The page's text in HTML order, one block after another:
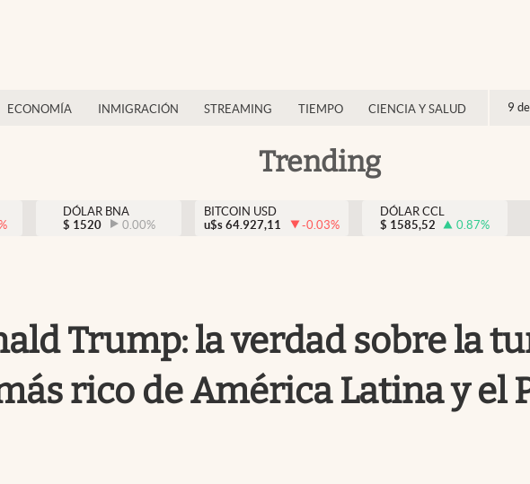
ECONOMÍA INMIGRACIÓN STREAMING TIEMPO CIENCIA Y SALUD 9
Trending
DÓLAR BNA
$ 1520 0.00%
BITCOIN USD
u$s 64.927,11 -0.03%
DÓLAR CCL
$ 1585,52 0.87%
Trump: la verdad sobre la
rico de América Latina y el